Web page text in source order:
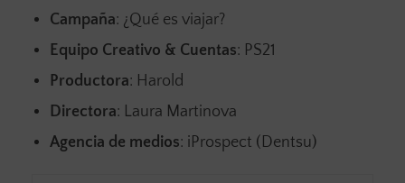
Campaña: ¿Qué es viajar?
Equipo Creativo & Cuentas: PS21
Productora: Harold
Directora: Laura Martinova
Agencia de medios: iProspect (Dentsu)